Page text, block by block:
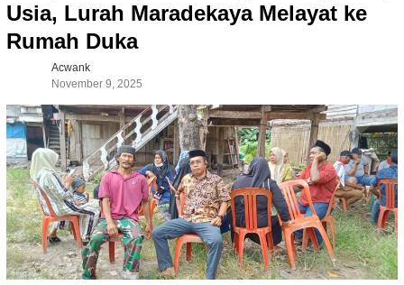
Usia, Lurah Maradekaya Melayat ke
Rumah Duka
Acwank
November 9, 2025